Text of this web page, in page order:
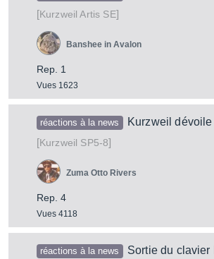
[Kurzweil Artis SE]
Rep. 1
Vues 1623
Banshee in Avalon
réactions à la news
Kurzweil
[Kurzweil SP5-8]
Rep. 4
Vues 4118
Zuma Otto Rivers
réactions à la news
Sortie du